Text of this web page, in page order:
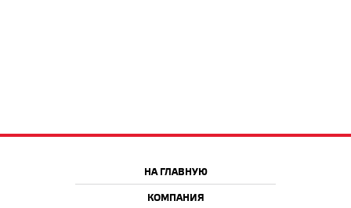
НА ГЛАВНУЮ
КОМПАНИЯ